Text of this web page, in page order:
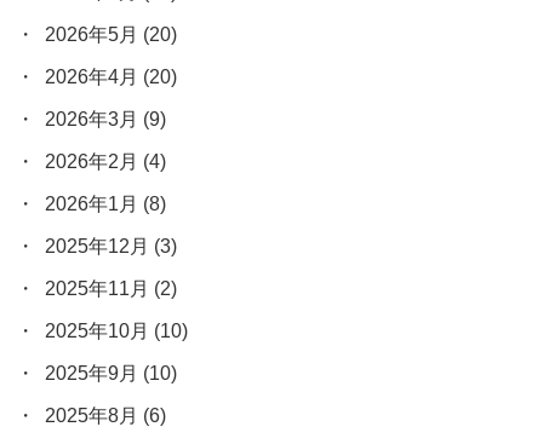
2026年5月 (20)
2026年4月 (20)
2026年3月 (9)
2026年2月 (4)
2026年1月 (8)
2025年12月 (3)
2025年11月 (2)
2025年10月 (10)
2025年9月 (10)
2025年8月 (6)